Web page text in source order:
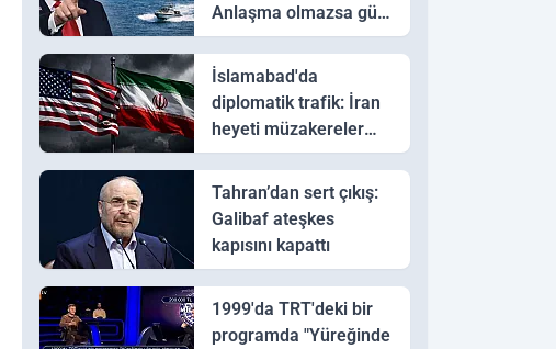
Anlaşma olmazsa güç
kullanırız
İslamabad'da
diplomatik trafik: İran
heyeti müzakereler
için Pakistan'a ulaştı
Tahran’dan sert çıkış:
Galibaf ateşkes
kapısını kapattı
1999'da TRT'deki bir
programda "Yüreğinde